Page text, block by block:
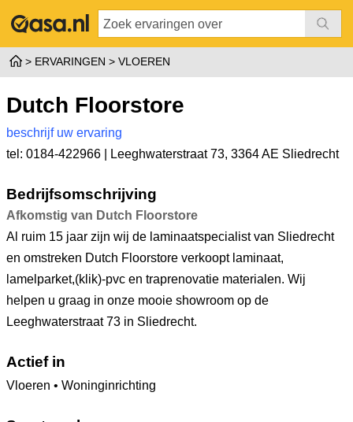
ERVARINGEN VLOEREN
Dutch Floorstore
beschrijf uw ervaring
tel: 0184-422966 |
Leeghwaterstraat 73, 3364 AE Sliedrecht
Bedrijfsomschrijving
Afkomstig van Dutch Floorstore
Al ruim 15 jaar zijn wij de laminaatspecialist van Sliedrecht
en omstreken Dutch Floorstore verkoopt laminaat,
lamelparket,(klik)-pvc en traprenovatie materialen. Wij
helpen u graag in onze mooie showroom op de
Leeghwaterstraat 73 in Sliedrecht.
Actief in
Vloeren • Woninginrichting